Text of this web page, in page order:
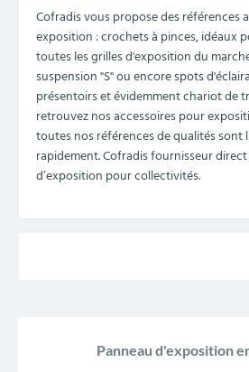
Cofradis vous propose des références
exposition : crochets à pinces, idéaux
toutes les grilles d'exposition du
suspension "S" ou encore spots
présentoirs et évidemment chariot de
retrouvez nos accessoires pour
toutes nos références de qualités sont
rapidement. Cofradis fournisseur
d’exposition pour collectivités.
Panneau d'exposition